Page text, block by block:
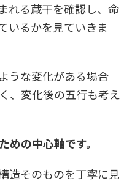
れる蔵干を確認し、命
いるかを見ていきま
うな変化がある場合
、変化後の五行も考え
めの中心軸です。
造そのものを丁寧に見